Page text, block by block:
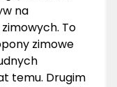
na
To
zimowe
temu. Drugim